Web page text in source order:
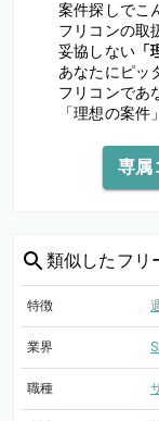
案件探しでこ
フリコンの取
妥協しない「
あなたにピッ
フリコンであ
「理想の案件
専属
類似した フリ
特徴
業界
職種